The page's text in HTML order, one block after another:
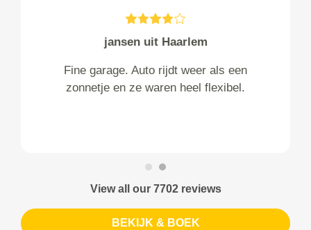
jansen uit Haarlem
Fine garage. Auto rijdt weer als een
zonnetje en ze waren heel flexibel.
View all our 7702 reviews
BEKIJK & BOEK